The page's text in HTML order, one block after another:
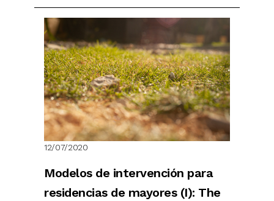
12/07/2020
Modelos de intervención para
residencias de mayores (I): The